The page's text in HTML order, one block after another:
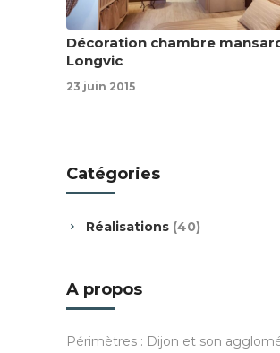
Décoration chambre
Longvic
23 juin 2015
Catégories
Réalisations (40)
A propos
Périmètres : Dijon et son